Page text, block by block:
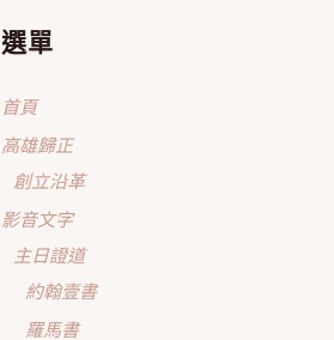
選單
首頁
高雄歸正
創立沿革
影音文字
主日證道
約翰壹書
羅馬書